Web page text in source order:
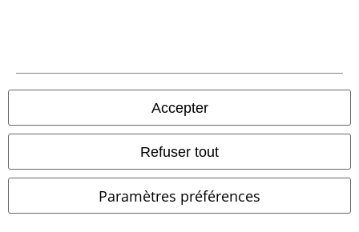
Accepter
Refuser tout
Paramètres préférences
Tous nos prix sont T.T.C. Cependant, ils ne comprennent pasles frais
denvoi.
© 1986-2026 Large Popmerchandising BV
Boutiques en ligne EMP